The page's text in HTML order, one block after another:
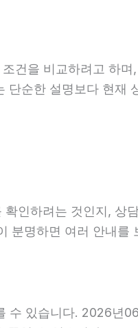
건을 비교하려고 하
순한 설명보다 현재
인하려는 것인지, 상
분명하면 여러 안내를
수 있습니다. 2026년